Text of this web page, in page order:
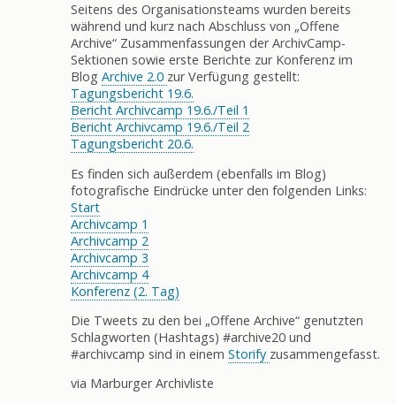
Seitens des Organisationsteams wurden bereits
während und kurz nach Abschluss von „Offene
Archive“ Zusammenfassungen der ArchivCamp-
Sektionen sowie erste Berichte zur Konferenz im
Blog Archive 2.0 zur Verfügung gestellt:
Tagungsbericht 19.6.
Bericht Archivcamp 19.6./Teil 1
Bericht Archivcamp 19.6./Teil 2
Tagungsbericht 20.6.
Es finden sich außerdem (ebenfalls im Blog)
fotografische Eindrücke unter den folgenden Links:
Start
Archivcamp 1
Archivcamp 2
Archivcamp 3
Archivcamp 4
Konferenz (2. Tag)
Die Tweets zu den bei „Offene Archive“ genutzten
Schlagworten (Hashtags) #archive20 und
#archivcamp sind in einem Storify zusammengefasst.
via Marburger Archivliste